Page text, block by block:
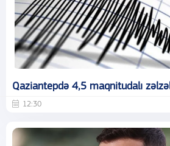
Qaziantepdə 4,5 maqnitudalı
12:30